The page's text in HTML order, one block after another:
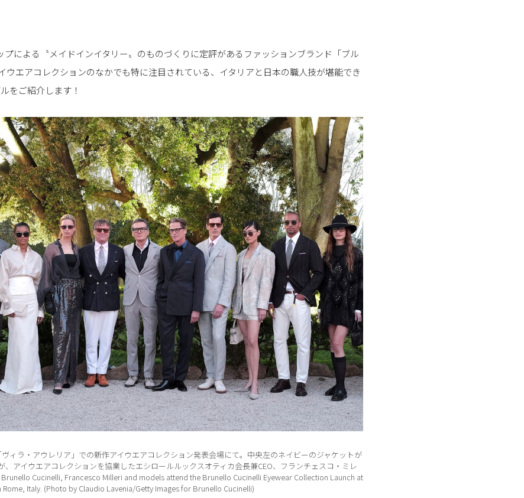
プによる〝メイドインイタリー〟のものづくりに定評があるファッションブランド「ブル
ウエアコレクションのなかでも特に注目されている、イタリアと日本の職人技が堪能でき
をご紹介します！
ィラ・アウレリア」での新作アイウエアコレクション発表会場にて。中央左のネイビーのジャケットが
、アイウエアコレクションを協業したエシロールルックスオティカ会長兼CEO、フランチェスコ・ミレ
Brunello Cucinelli, Francesco Milleri and models attend the Brunello Cucinelli Eyewear Collection Launch at
Italy. (Photo by Claudio Lavenia/Getty Images for Brunello Cucinelli)